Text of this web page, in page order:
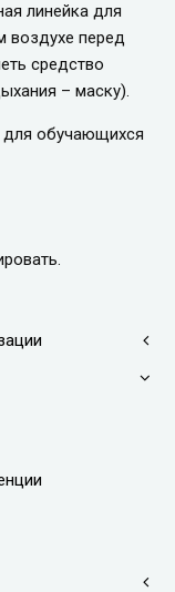
линейка для
воздухе перед
средство
– маску).
для обучающихся